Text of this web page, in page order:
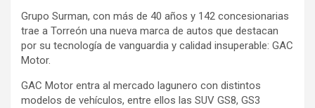
Grupo Surman, con más de 40 años y 142 concesionarias
trae a Torreón una nueva marca de autos que destacan
por su tecnología de vanguardia y calidad insuperable: GAC
Motor.
GAC Motor entra al mercado lagunero con distintos
modelos de vehículos, entre ellos las SUV GS8, GS3